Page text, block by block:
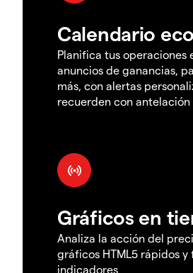
Calendario
Planifica tus operaciones
anuncios de ganancias,
más, con alertas
recuerden con antelación
Gráficos en
Analiza la acción del
gráficos HTML5 rápidos
indicadores